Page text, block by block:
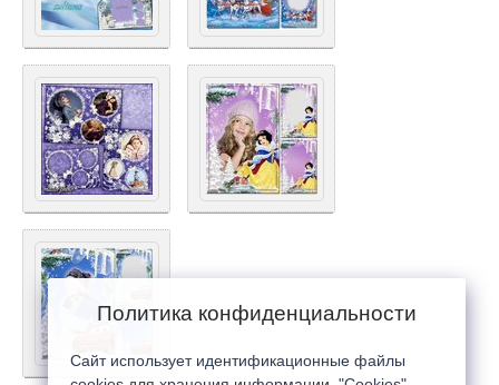
Политика конфиденциальности
Сайт использует идентификационные файлы